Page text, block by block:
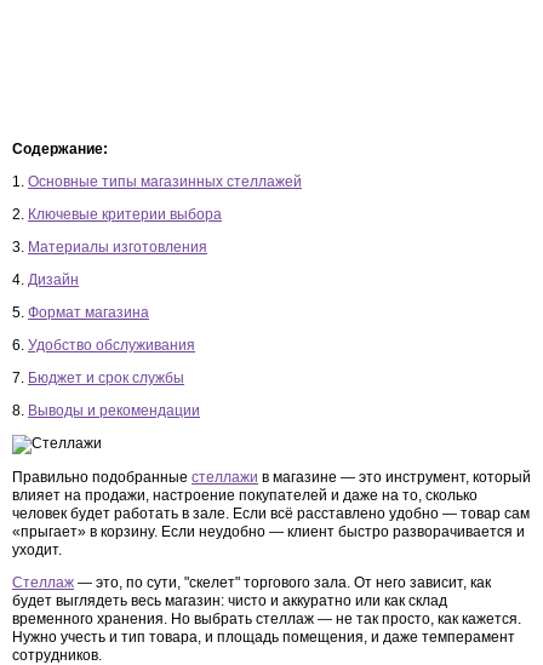
Содержание:
1. Основные типы магазинных стеллажей
2. Ключевые критерии выбора
3. Материалы изготовления
4. Дизайн
5. Формат магазина
6. Удобство обслуживания
7. Бюджет и срок службы
8. Выводы и рекомендации
Правильно подобранные стеллажи в магазине — это инструмент, который
влияет на продажи, настроение покупателей и даже на то, сколько
человек будет работать в зале. Если всё расставлено удобно — товар сам
«прыгает» в корзину. Если неудобно — клиент быстро разворачивается и
уходит.
Стеллаж — это, по сути, "скелет" торгового зала. От него зависит, как
будет выглядеть весь магазин: чисто и аккуратно или как склад
временного хранения. Но выбрать стеллаж — не так просто, как кажется.
Нужно учесть и тип товара, и площадь помещения, и даже темперамент
сотрудников.